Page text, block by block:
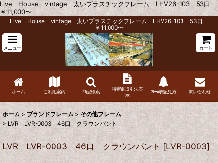
Live House vintage 太いプラスチックフレーム LHV26-103 53口
￥11,000〜
Live House vintage 太いプラスチックフレーム LHV26-103 53口
￥11,000〜
メニュー カート
ホーム ご利用案内 商品検索
特定商取引法表
示
ﾌﾚｰﾑ表記見方 問い合わせ
ホーム > ブランドフレーム > その他フレーム
> LVR LVR-0003 46口 クラウンパント
LVR LVR-0003 46口 クラウンパント [LVR-0003]